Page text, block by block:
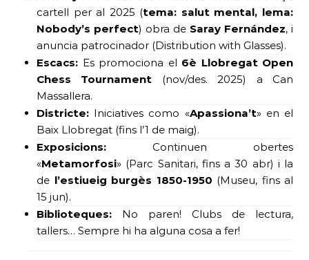
cartell per al 2025 (tema: salut mental, lema:
Nobody’s perfect) obra de Saray Fernández, i
anuncia patrocinador (Distribution with Glasses).
Escacs: Es promociona el 6è Llobregat Open
Chess Tournament (nov/des. 2025) a Can
Massallera.
Districte: Iniciatives como «Apassiona’t» en el
Baix Llobregat (fins l’1 de maig).
Exposicions: Continuen obertes
«Metamorfosi» (Parc Sanitari, fins a 30 abr) i la
de l’estiueig burgès 1850-1950 (Museu, fins al
15 jun).
Biblioteques: No paren! Clubs de lectura,
tallers… Sempre hi ha alguna cosa a fer!